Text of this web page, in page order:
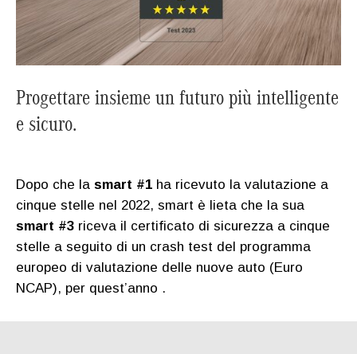
Progettare insieme un futuro più intelligente
e sicuro.
Dopo che la smart #1 ha ricevuto la valutazione a
cinque stelle nel 2022, smart è lieta che la sua
smart #3 riceva il certificato di sicurezza a cinque
stelle a seguito di un crash test del programma
europeo di valutazione delle nuove auto (Euro
NCAP), per quest’anno .